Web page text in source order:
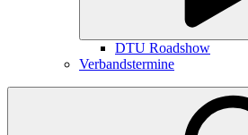
DTU Roadshow
Verbandstermine